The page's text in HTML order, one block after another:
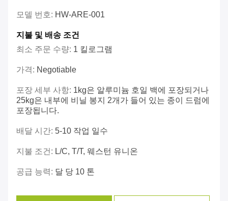
모델 번호: HW-ARE-001
지불 및 배송 조건
최소 주문 수량: 1 킬로그램
가격: Negotiable
포장 세부 사항: 1kg은 알루미늄 호일 백에 포장되거나
25kg은 내부에 비닐 봉지 2개가 들어 있는 종이 드럼에
포장됩니다.
배달 시간: 5-10 작업 일수
지불 조건: L/C, T/T, 웨스턴 유니온
공급 능력: 달 당 10 톤